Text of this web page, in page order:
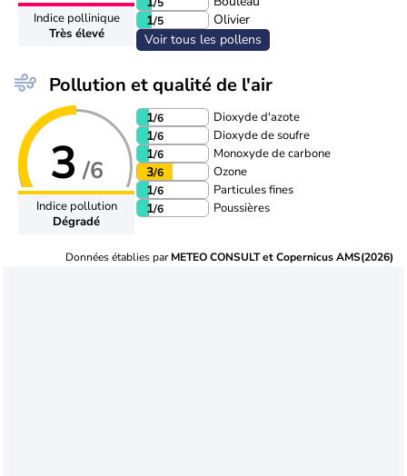
Indice pollinique
Très élevé
1/5
Olivier
Voir tous les pollens
Pollution et qualité de l'air
3 /6
Indice pollution
Dégradé
1/6 Dioxyde d'azote
1/6 Dioxyde de soufre
1/6 Monoxyde de carbone
3/6 Ozone
1/6 Particules fines
1/6 Poussières
Données établies parMETEO CONSULT et Copernicus AMS(2026)